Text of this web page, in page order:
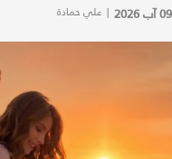
09 آب 2026 | علي حمادة